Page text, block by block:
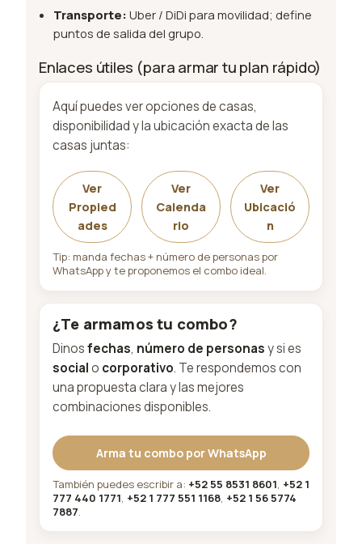
Transporte: Uber / DiDi para movilidad; define
puntos de salida del grupo.
Enlaces útiles (para armar tu plan rápido)
Aquí puedes ver opciones de casas,
disponibilidad y la ubicación exacta de las
casas juntas:
Ver
Propied
ades
Ver
Calenda
rio
Ver
Ubicació
n
Tip: manda fechas + número de personas por
WhatsApp y te proponemos el combo ideal.
¿Te armamos tu combo?
Dinosfechas, número de personasy si es
socialo corporativo. Te respondemos con
una propuesta clara y las mejores
combinaciones disponibles.
Arma tu combo por WhatsApp
También puedes escribir a: +52 55 8531 8601 +52 1
777 440 1771 +52 1 777 551 1168 +52 1 56 5774
7887